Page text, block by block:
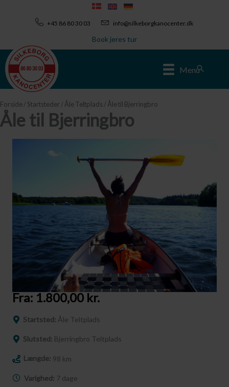
+45 86 80 30 03 info@silkeborgkanocenter.dk
Book jeres tur
Menu
Forside/ Startsteder / Åle Teltplads / Åle til Bjerringbro
Åle til Bjerringbro
Fra: 1.800,00 kr.
Startsted: Åle Teltplads
Slutsted: Bjerringbro Teltplads
Længde: 98 km
Varighed: 7 dage